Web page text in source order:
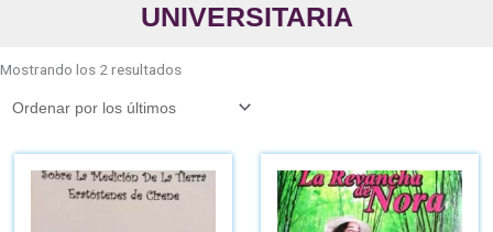
UNIVERSITARIA
Mostrando los 2 resultadospor